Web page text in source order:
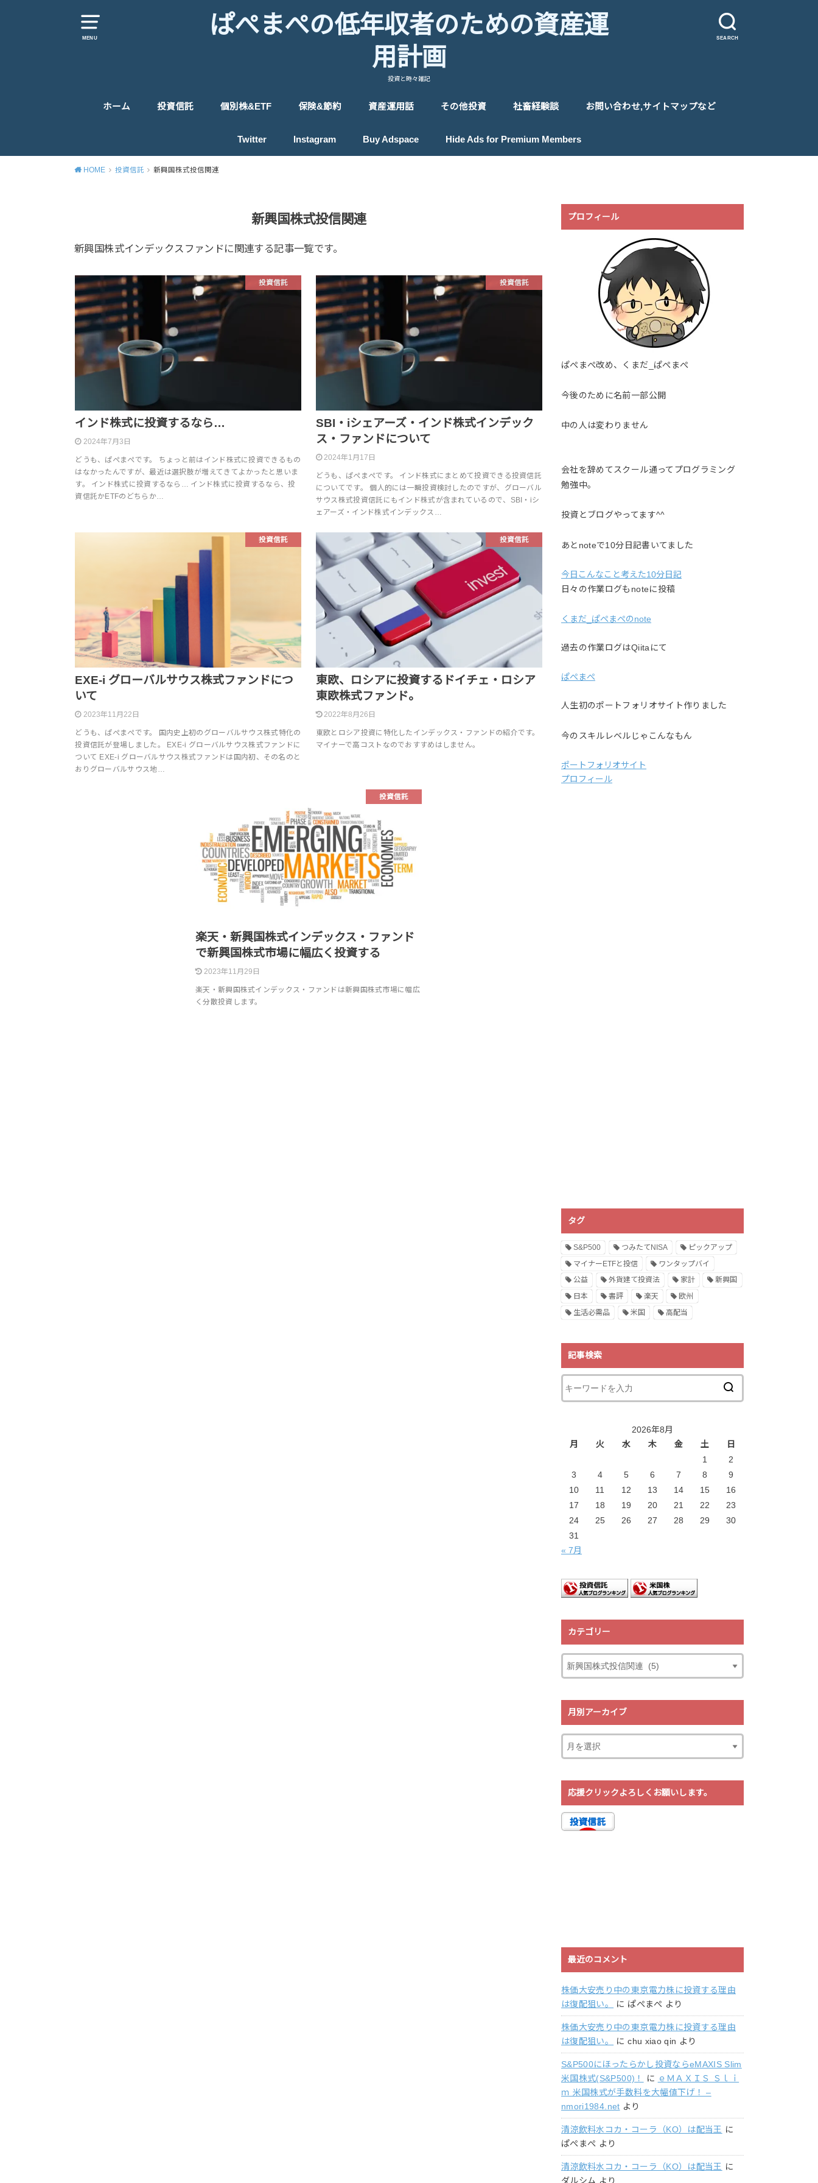
MENU SEARCH
ぱぺまぺの低年収者のための資産運
用計画
投資と時々雑記
ホーム 投資信託
世界株式投信&バランス投信
個別株&ETF
ETF
米国個別株
英国株
日本個別株
保険&節約
保険
節約
資産運用話
投資のヒント
投資戦略
投資入門
プロフィール
その他投資
ロボアドバイザー
貴金属投資
IPO投資
ポイント投資
社畜経験談 お問い合わせ,サイトマップなど
Twitter Instagram Buy Adspace Hide Ads for Premium Members
HOME 投資信託 新興国株式投信関連
新興国株式投信関連
新興国株式インデックスファンドに関連する記事一覧です。
投資信託
インド株式に投資するなら…
2024年7月3日
どうも、ぱぺまぺです。 ちょっと前はインド株式に投資できるもの
はなかったんですが、最近は選択肢が増えてきてよかったと思いま
す。 インド株式に投資するなら… インド株式に投資するなら、投
資信託かETFのどちらか…
投資信託
SBI・iシェアーズ・インド株式インデック
ス・ファンドについて
2024年1月17日
どうも、ぱぺまぺです。 インド株式にまとめて投資できる投資信託
についてです。 個人的には一瞬投資検討したのですが、グローバル
サウス株式投資信託にもインド株式が含まれているので、SBI・iシ
ェアーズ・インド株式インデックス…
投資信託
EXE-i グローバルサウス株式ファンドにつ
いて
2023年11月22日
どうも、ぱぺまぺです。 国内史上初のグローバルサウス株式特化の
投資信託が登場しました。 EXE-i グローバルサウス株式ファンドに
ついて EXE-i グローバルサウス株式ファンドは国内初、その名のと
おりグローバルサウス地…
投資信託
東欧、ロシアに投資するドイチェ・ロシア
東欧株式ファンド。
2022年8月26日
東欧とロシア投資に特化したインデックス・ファンドの紹介です。
マイナーで高コストなのでおすすめはしません。
投資信託
楽天・新興国株式インデックス・ファンド
で新興国株式市場に幅広く投資する
2023年11月29日
楽天・新興国株式インデックス・ファンドは新興国株式市場に幅広
く分散投資します。
プロフィール
ぱぺまぺ改め、くまだ_ぱぺまぺ
今後のために名前一部公開
中の人は変わりません
会社を辞めてスクール通ってプログラミング
勉強中。
投資とブログやってます^^
あとnoteで10分日記書いてました
今日こんなこと考えた10分日記
日々の作業ログもnoteに投稿
くまだ_ぱぺまぺのnote
過去の作業ログはQiitaにて
ぱぺまぺ
人生初のポートフォリオサイト作りました
今のスキルレベルじゃこんなもん
ポートフォリオサイト
プロフィール
タグ
S&P500 つみたてNISA
ピックアップ
マイナーETFと投信
ワンタップバイ
公益
外貨建て投資法 家計
新興国
日本
書評 楽天
欧州
生活必需品
米国 高配当
記事検索
2026年8月
月
火 水 木 金 土
日
1
2
3
4 5 6 7 8
9
10
11 12 13 14 15
16
17
18 19 20 21 22
23
24
25 26 27 28 29
30
31
« 7月
カテゴリー
月別アーカイブ
応援クリックよろしくお願いします。
最近のコメント
株価大安売り中の東京電力株に投資する理由
は復配狙い。
に ぱぺまぺ より
株価大安売り中の東京電力株に投資する理由
は復配狙い。
にchu xiao qin より
S&P500にほったらかし投資ならeMAXIS Slim
米国株式(S&P500)！
に ｅＭＡＸＩＳ Ｓｌｉ
ｍ 米国株式が手数料を大幅値下げ！ –
nmori1984.net より
清涼飲料水コカ・コーラ（KO）は配当王 に
ぱぺまぺ より
清涼飲料水コカ・コーラ（KO）は配当王 に
ダルシム より